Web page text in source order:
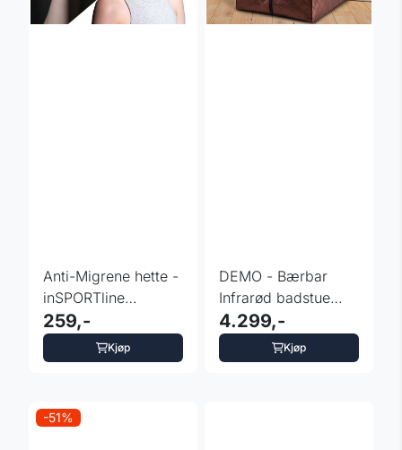
Anti-Migrene hette -
inSPORTline
Vitadolor
259,-
Kjøp
DEMO - Bærbar
Infrarød badstue
Sauna inSPORTline
Mufera ...
4.299,-
Kjøp
-51%